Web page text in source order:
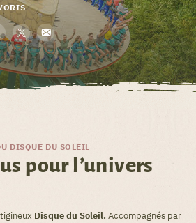
DISQUE DU SOLEIL
pour l’univers
Disque du Soleil. Accompagnés par